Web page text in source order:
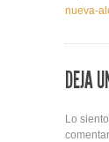
nueva-
DEJA
Lo